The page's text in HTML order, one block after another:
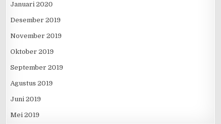
Januari 2020
Desember 2019
November 2019
Oktober 2019
September 2019
Agustus 2019
Juni 2019
Mei 2019